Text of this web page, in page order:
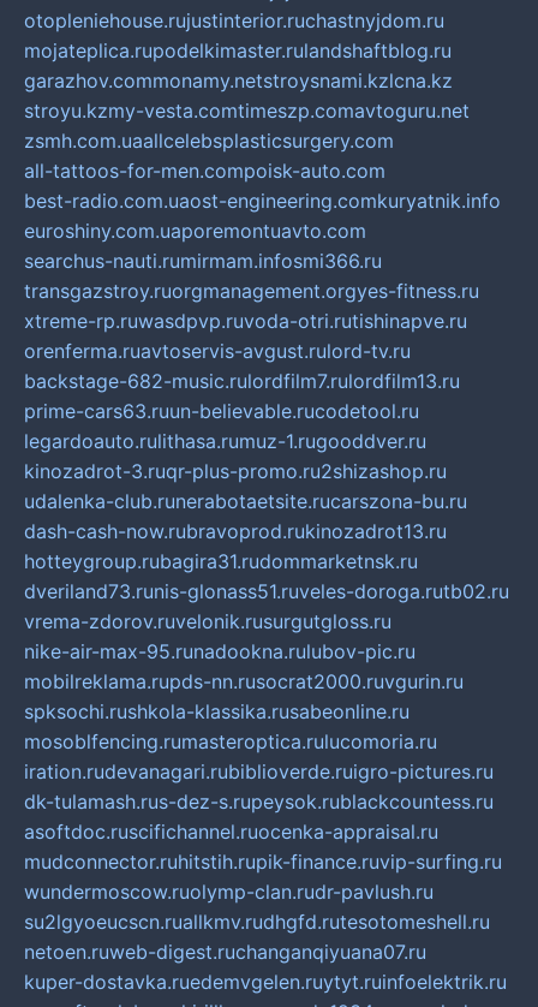
otopleniehouse.rujustinterior.ruchastnyjdom.ru
mojateplica.rupodelkimaster.rulandshaftblog.ru
garazhov.commonamy.netstroysnami.kzlcna.kz
stroyu.kzmy-vesta.comtimeszp.comavtoguru.net
zsmh.com.uaallcelebsplasticsurgery.com
all-tattoos-for-men.compoisk-auto.com
best-radio.com.uaost-engineering.comkuryatnik.info
euroshiny.com.uaporemontuavto.com
searchus-nauti.rumirmam.infosmi366.ru
transgazstroy.ruorgmanagement.orgyes-fitness.ru
xtreme-rp.ruwasdpvp.ruvoda-otri.rutishinapve.ru
orenferma.ruavtoservis-avgust.rulord-tv.ru
backstage-682-music.rulordfilm7.rulordfilm13.ru
prime-cars63.ruun-believable.rucodetool.ru
legardoauto.rulithasa.rumuz-1.rugooddver.ru
kinozadrot-3.ruqr-plus-promo.ru2shizashop.ru
udalenka-club.runerabotaetsite.rucarszona-bu.ru
dash-cash-now.rubravoprod.rukinozadrot13.ru
hotteygroup.rubagira31.rudommarketnsk.ru
dveriland73.runis-glonass51.ruveles-doroga.rutb02.ru
vrema-zdorov.ruvelonik.rusurgutgloss.ru
nike-air-max-95.runadookna.rulubov-pic.ru
mobilreklama.rupds-nn.rusocrat2000.ruvgurin.ru
spksochi.rushkola-klassika.rusabeonline.ru
mosoblfencing.rumasteroptica.rulucomoria.ru
iration.rudevanagari.rubiblioverde.ruigro-pictures.ru
dk-tulamash.rus-dez-s.rupeysok.rublackcountess.ru
asoftdoc.ruscifichannel.ruocenka-appraisal.ru
mudconnector.ruhitstih.rupik-finance.ruvip-surfing.ru
wundermoscow.ruolymp-clan.rudr-pavlush.ru
su2lgyoeucscn.ruallkmv.rudhgfd.rutesotomeshell.ru
netoen.ruweb-digest.ruchanganqiyuana07.ru
kuper-dostavka.ruedemvgelen.ruytyt.ruinfoelektrik.ru